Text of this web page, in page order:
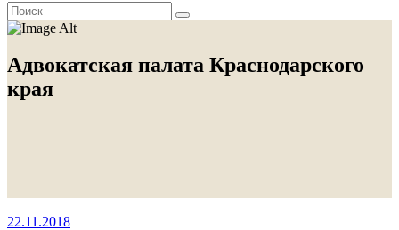
Адвокатская палата Краснодарского
края
22.11.2018